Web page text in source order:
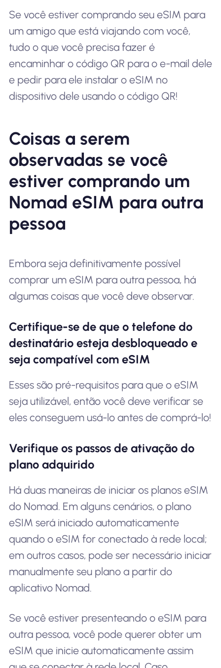
Se você estiver comprando seu eSIM para
um amigo que está viajando com você,
tudo o que você precisa fazer é
encaminhar o código QR para o e-mail dele
e pedir para ele instalar o eSIM no
dispositivo dele usando o código QR!
Coisas a serem
observadas se você
estiver comprando um
Nomad eSIM para outra
pessoa
Embora seja definitivamente possível
comprar um eSIM para outra pessoa, há
algumas coisas que você deve observar.
Certifique-se de que o telefone do
destinatário esteja desbloqueado e
seja compatível com eSIM
Esses são pré-requisitos para que o eSIM
seja utilizável, então você deve verificar se
eles conseguem usá-lo antes de comprá-lo!
Verifique os passos de ativação do
plano adquirido
Há duas maneiras de iniciar os planos eSIM
do Nomad. Em alguns cenários, o plano
eSIM será iniciado automaticamente
quando o eSIM for conectado à rede local;
em outros casos, pode ser necessário iniciar
manualmente seu plano a partir do
aplicativo Nomad.
Se você estiver presenteando o eSIM para
outra pessoa, você pode querer obter um
eSIM que inicie automaticamente assim